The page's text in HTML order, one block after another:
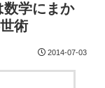
学にまか
術
2014-07-03